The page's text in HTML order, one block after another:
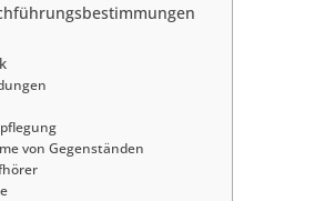
von Gegenständen